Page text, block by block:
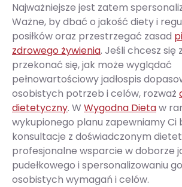
Najważniejsze jest zatem
Ważne, by dbać o jakość diety i
posiłków oraz przestrzegać zasad
zdrowego żywienia. Jeśli chcesz się
przekonać się, jak może wyglądać
pełnowartościowy jadłospis
osobistych potrzeb i celów, rozważ
dietetyczny. W Wygodna Dietaw
wykupionego planu zapewniamy Ci
konsultacje z doświadczonym
profesjonalne wsparcie w doborze
pudełkowego i spersonalizowaniu
osobistych wymagań i celów.